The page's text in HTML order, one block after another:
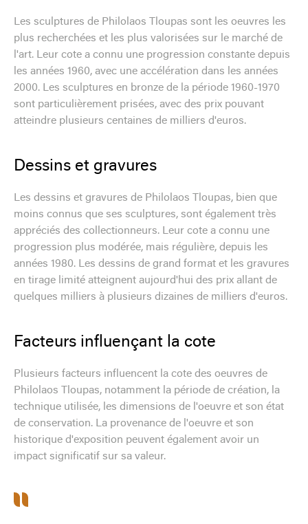
Les sculptures de Philolaos Tloupas sont les oeuvres les
plus recherchées et les plus valorisées sur le marché de
l'art. Leur cote a connu une progression constante depuis
les années 1960, avec une accélération dans les années
2000. Les sculptures en bronze de la période 1960-1970
sont particulièrement prisées, avec des prix pouvant
atteindre plusieurs centaines de milliers d'euros.
Dessins et gravures
Les dessins et gravures de Philolaos Tloupas, bien que
moins connus que ses sculptures, sont également très
appréciés des collectionneurs. Leur cote a connu une
progression plus modérée, mais régulière, depuis les
années 1980. Les dessins de grand format et les gravures
en tirage limité atteignent aujourd'hui des prix allant de
quelques milliers à plusieurs dizaines de milliers d'euros.
Facteurs influençant la cote
Plusieurs facteurs influencent la cote des oeuvres de
Philolaos Tloupas, notamment la période de création, la
technique utilisée, les dimensions de l'oeuvre et son état
de conservation. La provenance de l'oeuvre et son
historique d'exposition peuvent également avoir un
impact significatif sur sa valeur.